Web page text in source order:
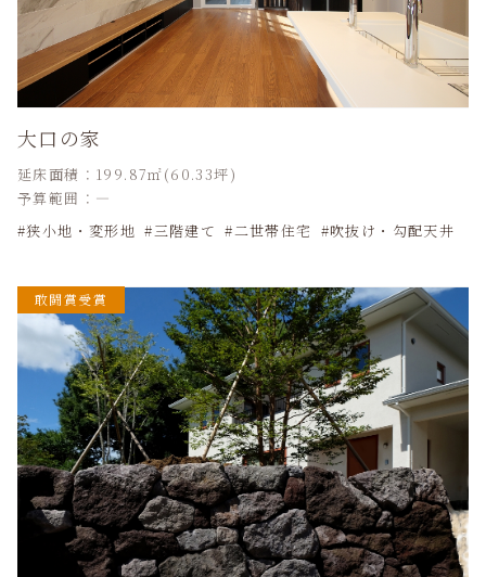
大口の家
延床面積：199.87㎡(60.33坪)
予算範囲：―
狭小地・変形地
三階建て 二世帯住宅 吹抜け・勾配天井
敢闘賞受賞